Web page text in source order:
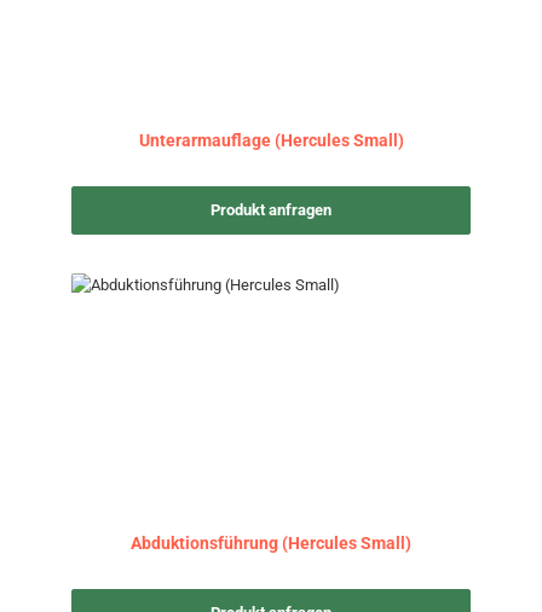
Unterarmauflage (Hercules Small)
Produkt anfragen
Abduktionsführung (Hercules Small)